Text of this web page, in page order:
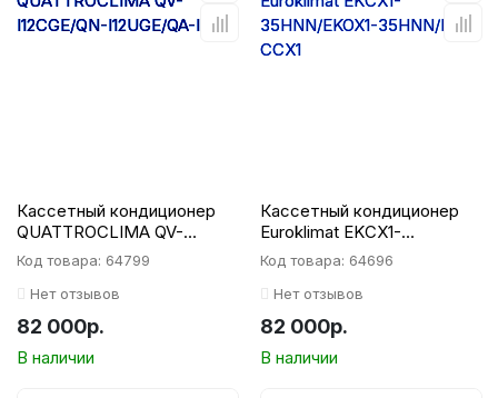
Кассетный кондиционер
QUATTROCLIMA QV-
I12CGE/QN-I12UGE/QA-ICP13
Код товара: 64799
Нет отзывов
82 000р.
В наличии
Кассетный кондиционер
Euroklimat EKСX1-
35HNN/EKOX1-35HNN/EKA-
CCX1
Код товара: 64696
Нет отзывов
82 000р.
В наличии